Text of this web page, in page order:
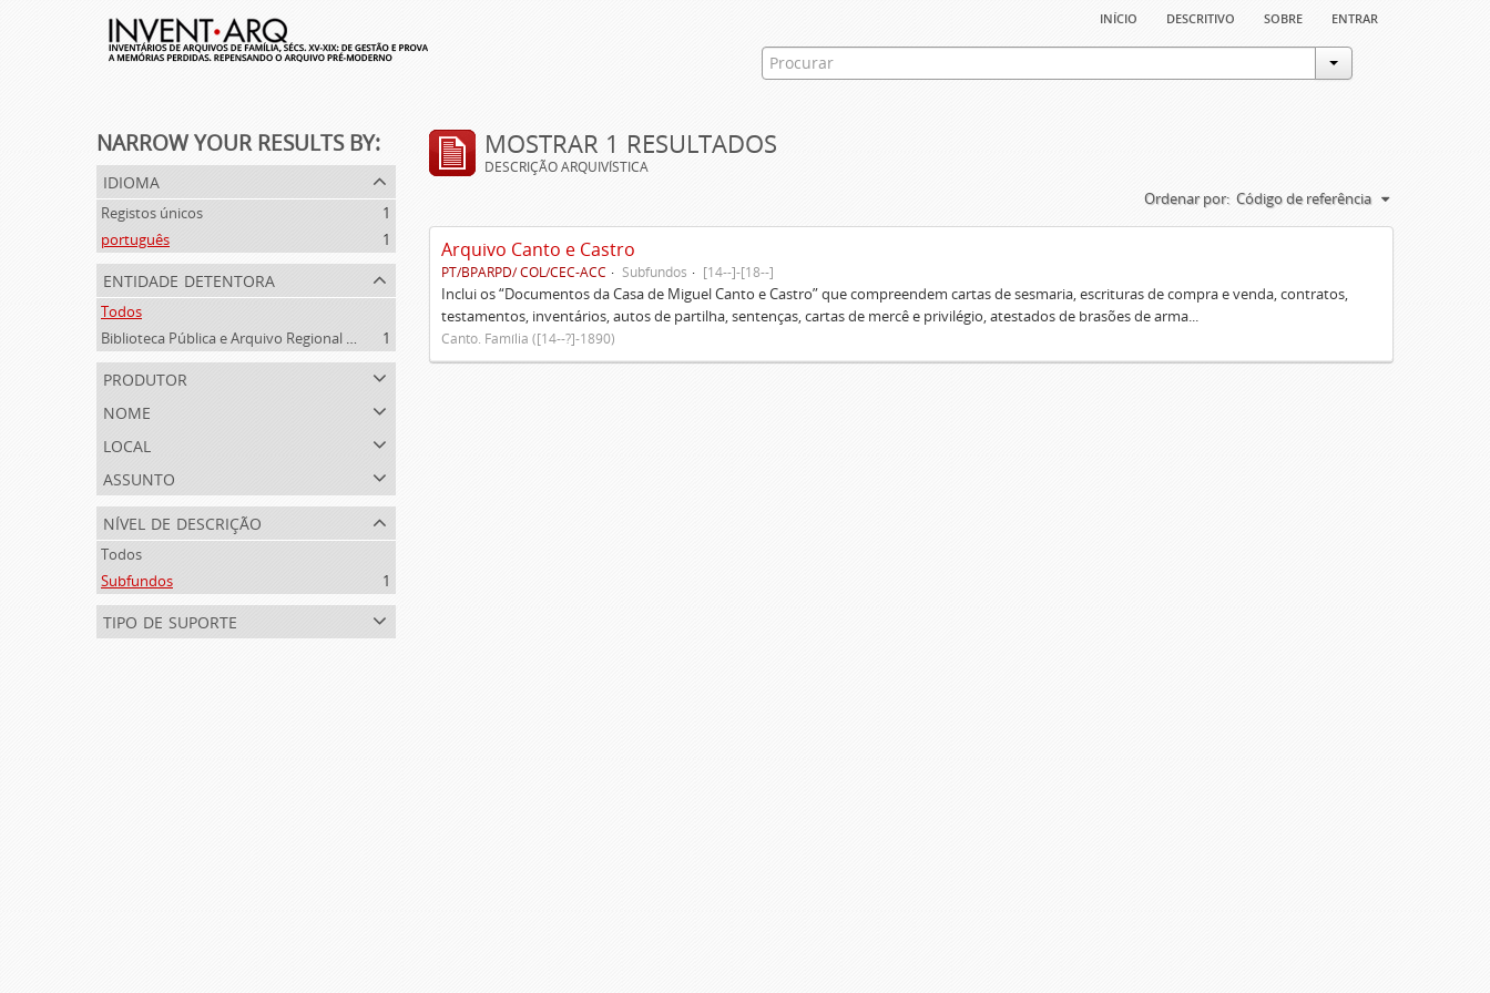
início descritivo sobre entrar
NARROW YOUR RESULTS BY:
idioma
Registos únicos
1
português
1
entidade detentora
Todos
Biblioteca Pública e Arquivo Regional de Ponta Delgada
1
produtor
nome
local
assunto
nível de descrição
Todos
Subfundos
1
tipo de suporte
MOSTRAR 1 RESULTADOS
DESCRIÇÃO ARQUIVÍSTICA
Ordenar por: Código de referência
Arquivo Canto e Castro
PT/BPARPD/ COL/CEC-ACC Subfundos [14--]-[18--]
Inclui os “Documentos da Casa de Miguel Canto e Castro” que compreendem cartas de sesmaria, escrituras de compra e venda, contratos,
testamentos, inventários, autos de partilha, sentenças, cartas de mercê e privilégio, atestados de brasões de arma...
Canto. Família ([14--?]-1890)